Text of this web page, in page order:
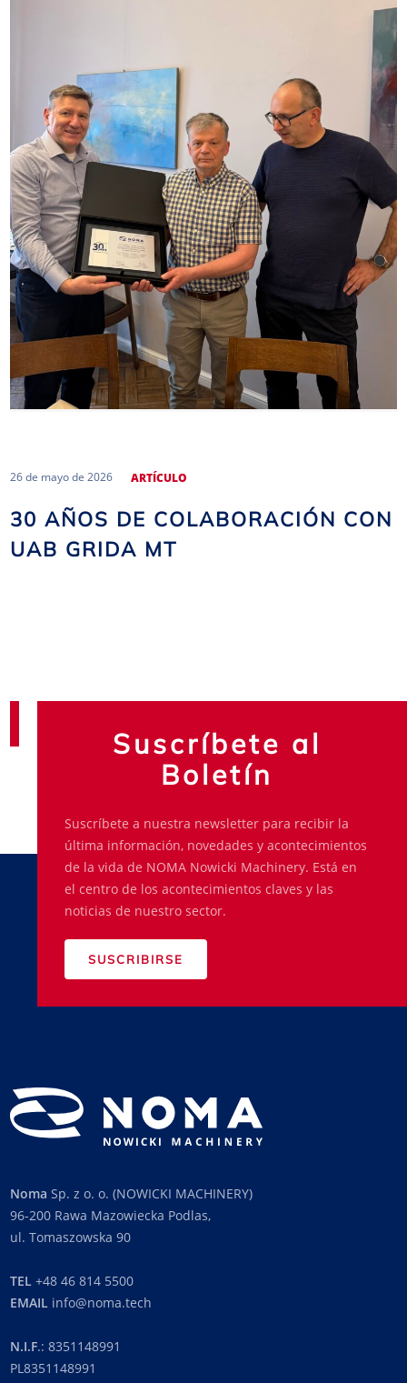
26 de mayo de 2026 ARTÍCULO
30 AÑOS DE COLABORACIÓN CON
UAB GRIDA MT
Suscríbete al
Boletín
Suscríbete a nuestra newsletter para recibir la
última información, novedades y acontecimientos
de la vida de NOMA Nowicki Machinery. Está en
el centro de los acontecimientos claves y las
noticias de nuestro sector.
SUSCRIBIRSE
Noma Sp. z o. o. (NOWICKI MACHINERY)
96-200 Rawa Mazowiecka Podlas,
ul. Tomaszowska 90
TEL +48 46 814 5500
EMAIL info@noma.tech
N.I.F.: 8351148991
PL8351148991